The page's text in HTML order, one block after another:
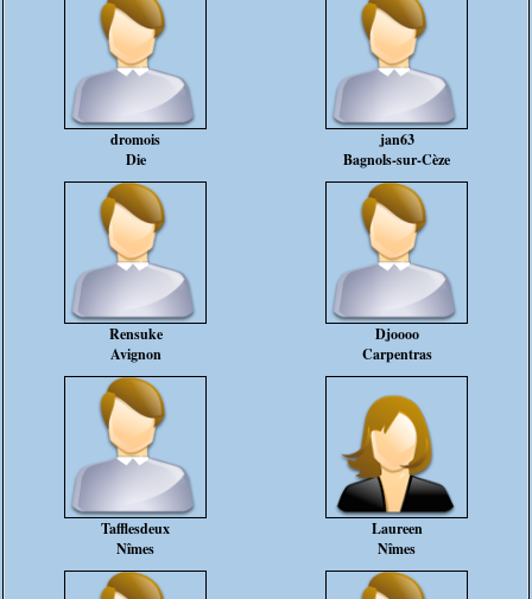
dromois
Die
jan63
Bagnols-sur-Cèze
Rensuke
Avignon
Djoooo
Carpentras
Tafflesdeux
Nîmes
Laureen
Nîmes